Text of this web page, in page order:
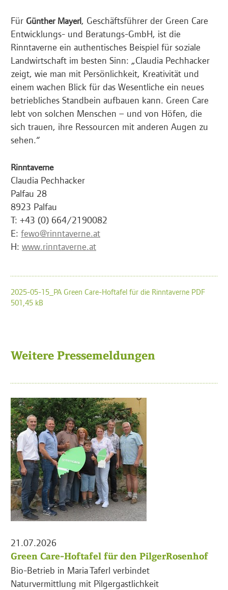
Für Günther Mayerl, Geschäftsführer der Green Care
Entwicklungs- und Beratungs-GmbH, ist die
Rinntaverne ein authentisches Beispiel für soziale
Landwirtschaft im besten Sinn: „Claudia Pechhacker
zeigt, wie man mit Persönlichkeit, Kreativität und
einem wachen Blick für das Wesentliche ein neues
betriebliches Standbein aufbauen kann. Green Care
lebt von solchen Menschen – und von Höfen, die
sich trauen, ihre Ressourcen mit anderen Augen zu
sehen.“
Rinntaverne
Claudia Pechhacker
Palfau 28
8923 Palfau
T: +43 (0) 664/2190082
E: fewo@rinntaverne.at
H: www.rinntaverne.at
2025-05-15_PA Green Care-Hoftafel für die Rinntaverne PDF
501,45 kB
Weitere Pressemeldungen
21.07.2026
Green Care-Hoftafel für den PilgerRosenhof
Bio-Betrieb in Maria Taferl verbindet
Naturvermittlung mit Pilgergastlichkeit